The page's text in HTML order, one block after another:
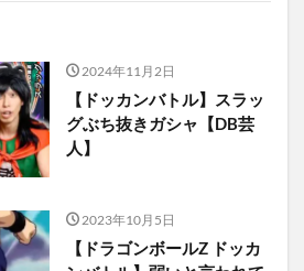
2024年11月2日
【ドッカンバトル】スラッ
グぶち抜きガシャ【DB芸
人】
2023年10月5日
【ドラゴンボールZ ドッカ